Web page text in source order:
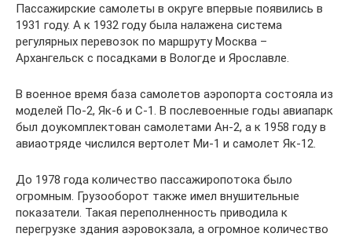
Пассажирские самолеты в округе впервые появились в
1931 году. А к 1932 году была налажена система
регулярных перевозок по маршруту Москва –
Архангельск с посадками в Вологде и Ярославле.
В военное время база самолетов аэропорта состояла из
моделей По-2, Як-6 и С-1. В послевоенные годы авиапарк
был доукомплектован самолетами Ан-2, а к 1958 году в
авиаотряде числился вертолет Ми-1 и самолет Як-12.
До 1978 года количество пассажиропотока было
огромным. Грузооборот также имел внушительные
показатели. Такая переполненность приводила к
перегрузке здания аэровокзала, а огромное количество